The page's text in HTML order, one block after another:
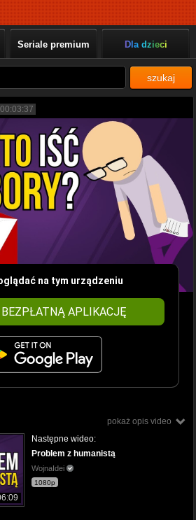
Seriale premium Dla dzieci
szukaj
00:03:37
na tym urządzeniu
APLIKACJĘ
pokaż opis video
Następne wideo:
Problem z humanistą
WojnaIdei
1080p